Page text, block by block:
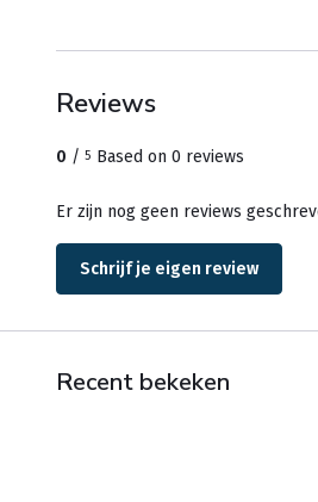
Reviews
0 / 5 Based on 0 reviews
Er zijn nog geen reviews
Schrijf je eigen review
Recent bekeken